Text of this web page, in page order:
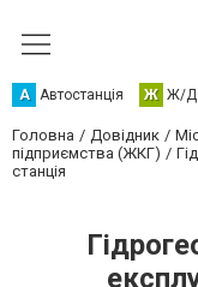
А Автостанція Ж Ж/Д
Головна Довідник
підприємства (ЖКГ)
станція